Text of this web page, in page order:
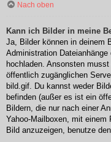
Nach oben
Kann ich Bilder in meine
Ja, Bilder können in deinem
Administration
hochladen. Ansonsten
öffentlich zugänglichen
bild.gif. Du kannst weder
befinden (außer es ist ein
Bildern, die nur nach einer
Yahoo-Mailboxen, mit
Bild anzuzeigen, benutze den